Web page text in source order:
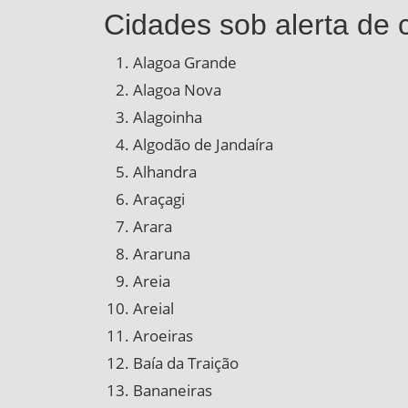
Cidades sob alerta de
Alagoa Grande
Alagoa Nova
Alagoinha
Algodão de Jandaíra
Alhandra
Araçagi
Arara
Araruna
Areia
Areial
Aroeiras
Baía da Traição
Bananeiras